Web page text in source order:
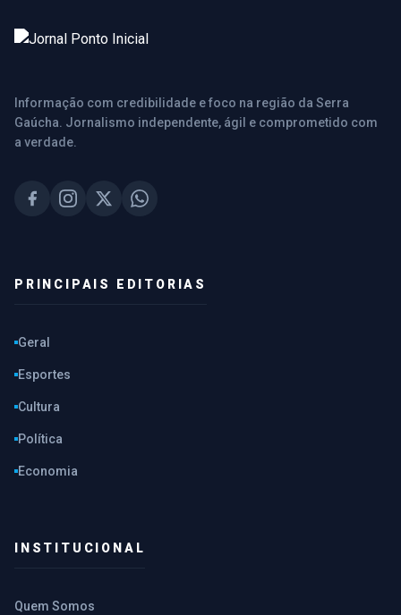
Informação com credibilidade e foco na região da Serra
Gaúcha. Jornalismo independente, ágil e comprometido com
a verdade.
PRINCIPAIS EDITORIAS
Geral
Esportes
Cultura
Política
Economia
INSTITUCIONAL
Quem Somos